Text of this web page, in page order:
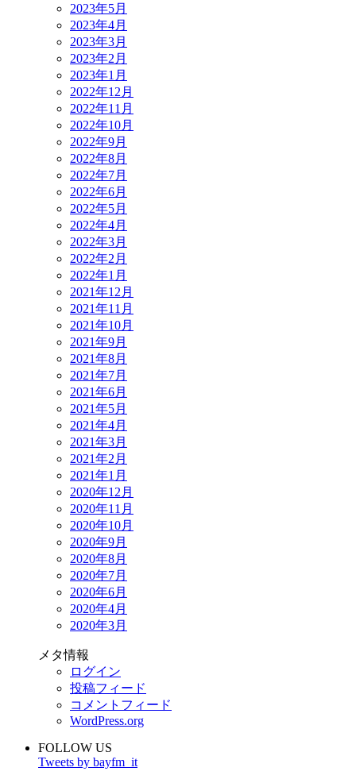
2023年5月
2023年4月
2023年3月
2023年2月
2023年1月
2022年12月
2022年11月
2022年10月
2022年9月
2022年8月
2022年7月
2022年6月
2022年5月
2022年4月
2022年3月
2022年2月
2022年1月
2021年12月
2021年11月
2021年10月
2021年9月
2021年8月
2021年7月
2021年6月
2021年5月
2021年4月
2021年3月
2021年2月
2021年1月
2020年12月
2020年11月
2020年10月
2020年9月
2020年8月
2020年7月
2020年6月
2020年4月
2020年3月
メタ情報
ログイン
投稿フィード
コメントフィード
WordPress.org
FOLLOW US
Tweets by bayfm_it